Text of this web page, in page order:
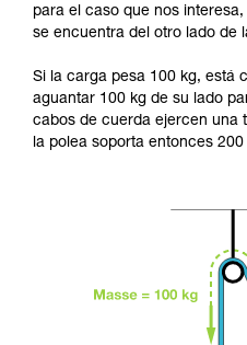
autónoma.
Damos ejemplos de
describimos aquí.
para el caso que nos
se encuentra del otro lado de
Si la carga pesa 100 kg, está
aguantar 100 kg de su lado
cabos de cuerda ejercen una
la polea soporta entonces 200